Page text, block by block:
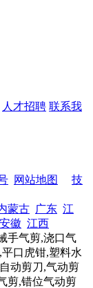
人才招聘 联系我
网站地图
技
蒙古 广东 江
安徽 江西
手气剪,浇口气
口虎钳,塑料水
动剪刀,气动剪
剪,错位气动剪